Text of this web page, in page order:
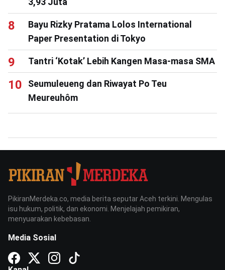
Bayu Rizky Pratama Lolos International
Paper Presentation di Tokyo
Tantri ‘Kotak’ Lebih Kangen Masa-masa SMA
Seumuleueng dan Riwayat Po Teu
Meureuhôm
PikiranMerdeka.co, media berita seputar Aceh terkini. Mengulas
isu hukum, politik, dan ekonomi. Menjelajah pemikiran,
menyuarakan kebebasan.
Media Sosial